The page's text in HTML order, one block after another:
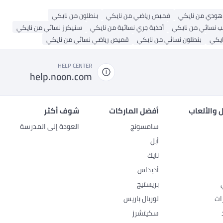
هودي من نايكي قميص رياضي من نايكي
بنطلون من نايكي
نسائي من نايكي
أحذية جري نسائية من نايكي
سنيكرز نسائي من نايكي
بنطلون نسائي من نايكي قميص رياضي نسائي من نايكي
HELP CENTER
help.noon.com
أفضل الماركات
سامسونج
أبل
نايك
أديداس
بريستيج
لوريال باريس
سكيتشرز
شوف أكثر
العودة إلى المدرسة